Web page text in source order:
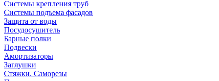
Системы крепления труб
Системы подъема фасадов
Защита от воды
Посудосушитель
Барные полки
Подвески
Амортизаторы
Заглушки
Стяжки. Саморезы